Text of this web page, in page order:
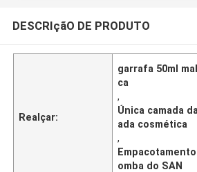
DESCRIçãO DE PRODUTO
Realçar:
garrafa 50ml
ca
,
Única camada
ada cosmética
,
omba do SAN